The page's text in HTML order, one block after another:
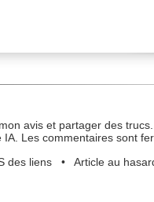
avis et partager des trucs.
Les commentaires sont
des liens• Article au